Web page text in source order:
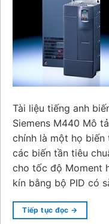
Tài liệu tiếng anh
Siemens M440 Mô
chính là một họ biến
các biến tần tiêu
cho tốc độ Moment
kín bằng bộ PID có
Tiếp tục đọc →